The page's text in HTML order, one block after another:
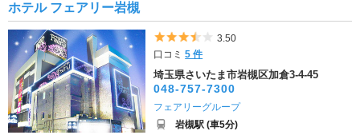
ホテル フェアリー岩槻
5つ星のうち3.5
3.50
口コミ5 件
埼玉県さいたま市岩槻区加倉3-4-45
048-757-7300
フェアリーグループ
岩槻駅 (車5分)